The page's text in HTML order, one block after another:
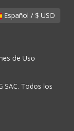
Español / $ USD
de Uso
SAC. Todos los